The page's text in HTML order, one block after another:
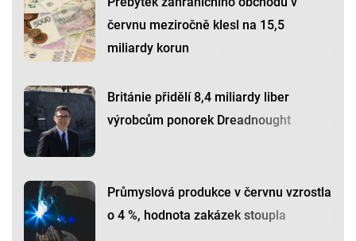
červnu meziročně klesl na 15,5
miliardy korun
Británie přidělí 8,4 miliardy liber
výrobcům ponorek Dreadnought
Průmyslová produkce v červnu vzrostla
o 4 %, hodnota zakázek stoupla